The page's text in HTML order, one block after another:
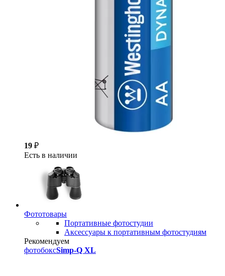
19 ₽
Есть в наличии
Фототовары
Портативные фотостудии
Аксессуары к портативным фотостудиям
Рекомендуем
фотобоксSimp-Q XL